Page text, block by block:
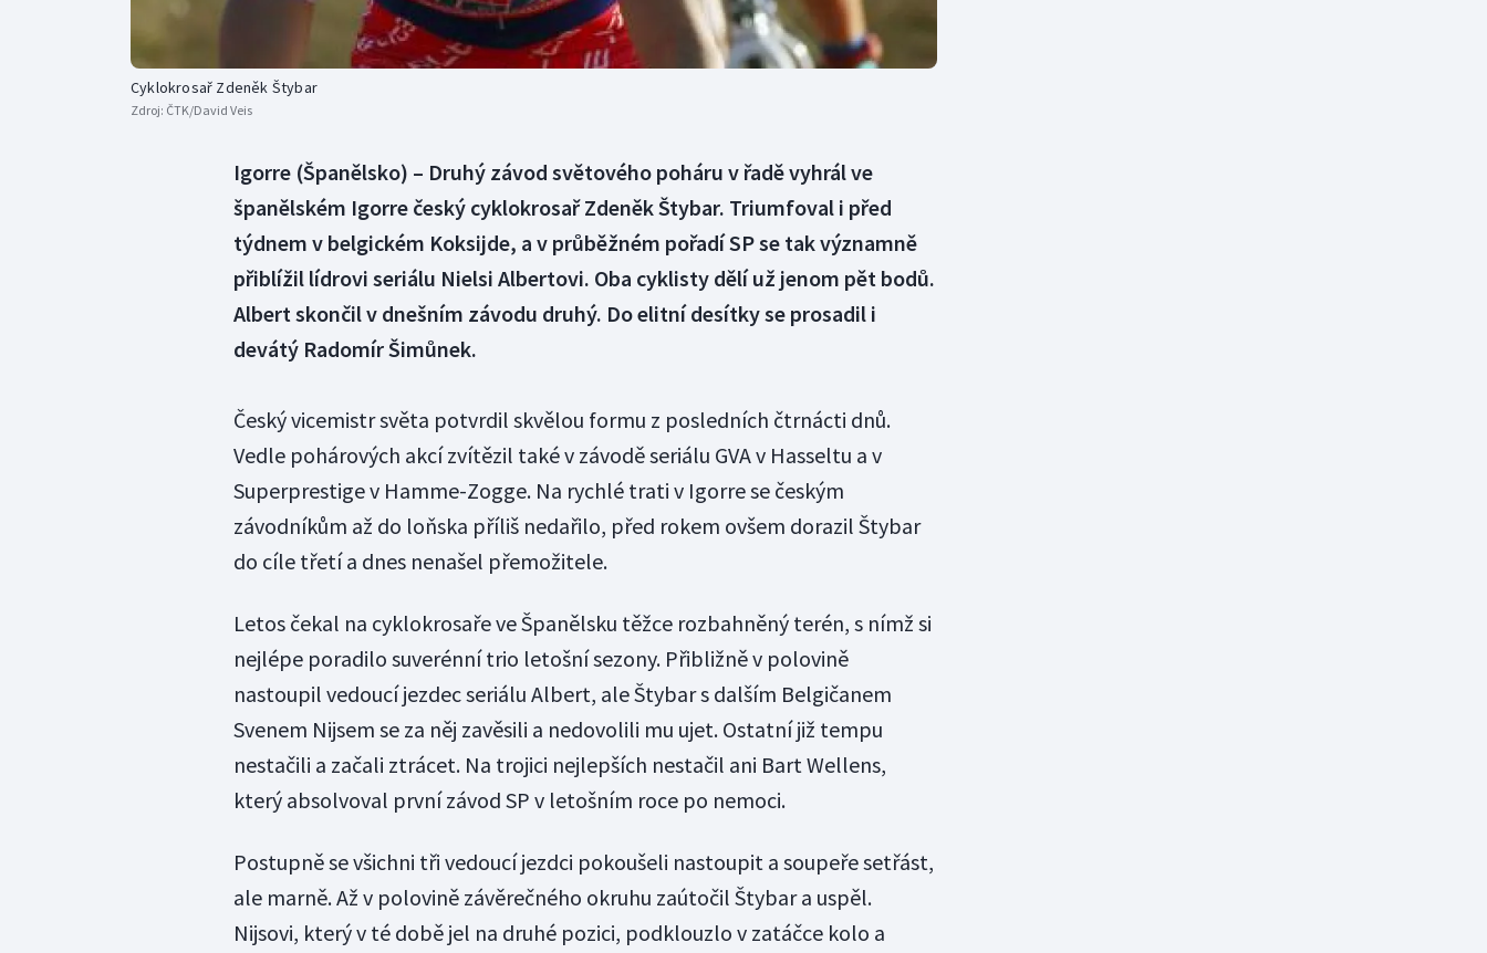
Cyklokrosař Zdeněk Štybar
Zdroj: ČTK/David Veis
Igorre (Španělsko) – Druhý závod světového poháru v řadě vyhrál ve
španělském Igorre český cyklokrosař Zdeněk Štybar. Triumfoval i před
týdnem v belgickém Koksijde, a v průběžném pořadí SP se tak významně
přiblížil lídrovi seriálu Nielsi Albertovi. Oba cyklisty dělí už jenom pět bodů.
Albert skončil v dnešním závodu druhý. Do elitní desítky se prosadil i
devátý Radomír Šimůnek.
Český vicemistr světa potvrdil skvělou formu z posledních čtrnácti dnů.
Vedle pohárových akcí zvítězil také v závodě seriálu GVA v Hasseltu a v
Superprestige v Hamme-Zogge. Na rychlé trati v Igorre se českým
závodníkům až do loňska příliš nedařilo, před rokem ovšem dorazil Štybar
do cíle třetí a dnes nenašel přemožitele.
Letos čekal na cyklokrosaře ve Španělsku těžce rozbahněný terén, s nímž si
nejlépe poradilo suverénní trio letošní sezony. Přibližně v polovině
nastoupil vedoucí jezdec seriálu Albert, ale Štybar s dalším Belgičanem
Svenem Nijsem se za něj zavěsili a nedovolili mu ujet. Ostatní již tempu
nestačili a začali ztrácet. Na trojici nejlepších nestačil ani Bart Wellens,
který absolvoval první závod SP v letošním roce po nemoci.
Postupně se všichni tři vedoucí jezdci pokoušeli nastoupit a soupeře setřást,
ale marně. Až v polovině závěrečného okruhu zaútočil Štybar a uspěl.
Nijsovi, který v té době jel na druhé pozici, podklouzlo v zatáčce kolo a